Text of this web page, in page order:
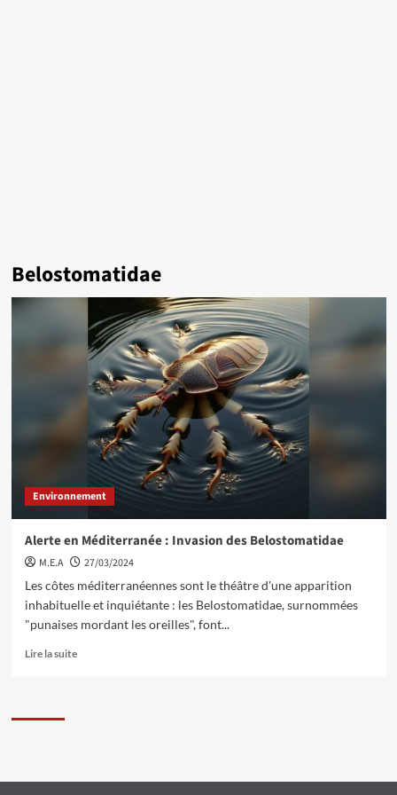
Belostomatidae
Environnement
Alerte en Méditerranée : Invasion des Belostomatidae
M.E.A
27/03/2024
Les côtes méditerranéennes sont le théâtre d'une apparition
inhabituelle et inquiétante : les Belostomatidae, surnommées
"punaises mordant les oreilles", font...
Lire la suite